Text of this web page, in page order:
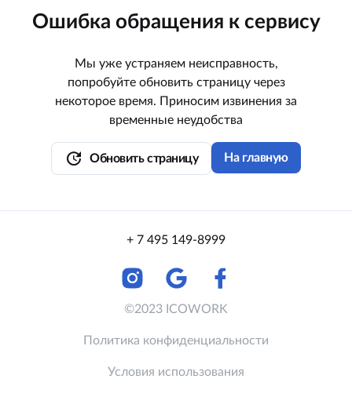
Ошибка обращения к сервису
Мы уже устраняем неисправность,
попробуйте обновить страницу через
некоторое время. Приносим извинения за
временные неудобства
update Обновить страницу На главную
+ 7 495 149-8999
©2023 ICOWORK
Политика конфиденциальности
Условия использования